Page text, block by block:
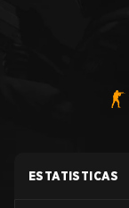
ESTATISTICAS